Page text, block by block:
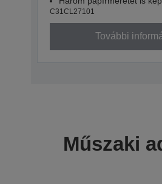
C31CL27101
További
Műszaki